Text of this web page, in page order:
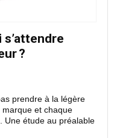
s’attendre
?
prendre à la légère
marque et chaque
Une étude au préalable